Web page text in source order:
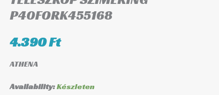
P40FORK455168
4.390Ft
ATHENA
Availability:Készleten